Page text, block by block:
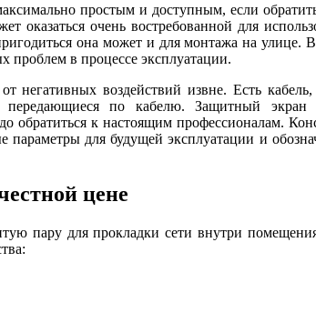
простым и доступным, если
оказаться очень востребованной для
она может и для монтажа на
проблем в процессе эксплуатации.
негативных воздействий извне. Есть
по кабелю. Защитный
обратиться к настоящим профессионалам.
для будущей эксплуатации и
цене
пару для прокладки сети внутри